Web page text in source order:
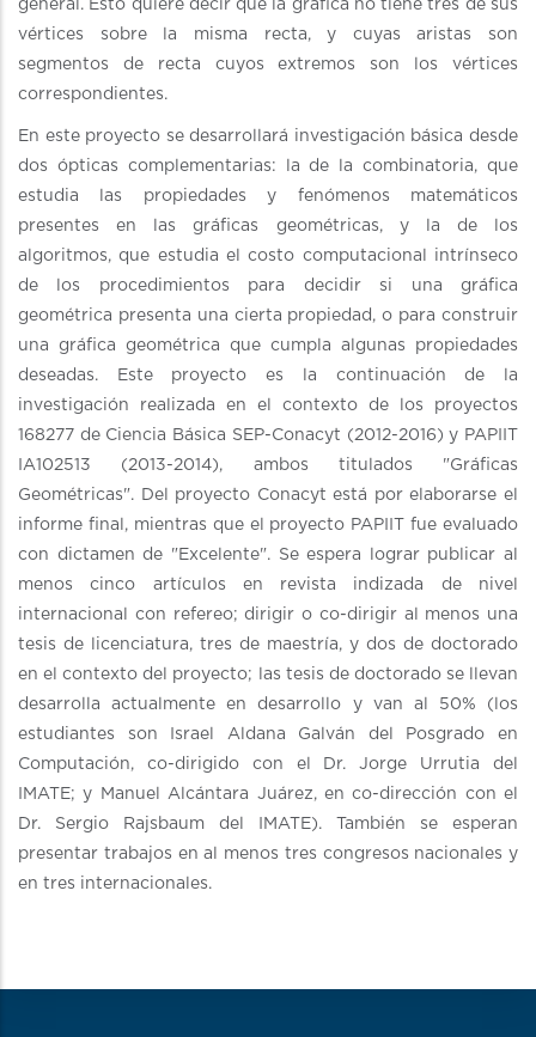
general. Esto quiere decir que la gráfica no tiene tres de sus
vértices sobre la misma recta, y cuyas aristas son
segmentos de recta cuyos extremos son los vértices
correspondientes.
En este proyecto se desarrollará investigación básica desde
dos ópticas complementarias: la de la combinatoria, que
estudia las propiedades y fenómenos matemáticos
presentes en las gráficas geométricas, y la de los
algoritmos, que estudia el costo computacional intrínseco
de los procedimientos para decidir si una gráfica
geométrica presenta una cierta propiedad, o para construir
una gráfica geométrica que cumpla algunas propiedades
deseadas. Este proyecto es la continuación de la
investigación realizada en el contexto de los proyectos
168277 de Ciencia Básica SEP-Conacyt (2012-2016) y PAPIIT
IA102513 (2013-2014), ambos titulados "Gráficas
Geométricas". Del proyecto Conacyt está por elaborarse el
informe final, mientras que el proyecto PAPIIT fue evaluado
con dictamen de "Excelente". Se espera lograr publicar al
menos cinco artículos en revista indizada de nivel
internacional con refereo; dirigir o co-dirigir al menos una
tesis de licenciatura, tres de maestría, y dos de doctorado
en el contexto del proyecto; las tesis de doctorado se llevan
desarrolla actualmente en desarrollo y van al 50% (los
estudiantes son Israel Aldana Galván del Posgrado en
Computación, co-dirigido con el Dr. Jorge Urrutia del
IMATE; y Manuel Alcántara Juárez, en co-dirección con el
Dr. Sergio Rajsbaum del IMATE). También se esperan
presentar trabajos en al menos tres congresos nacionales y
en tres internacionales.